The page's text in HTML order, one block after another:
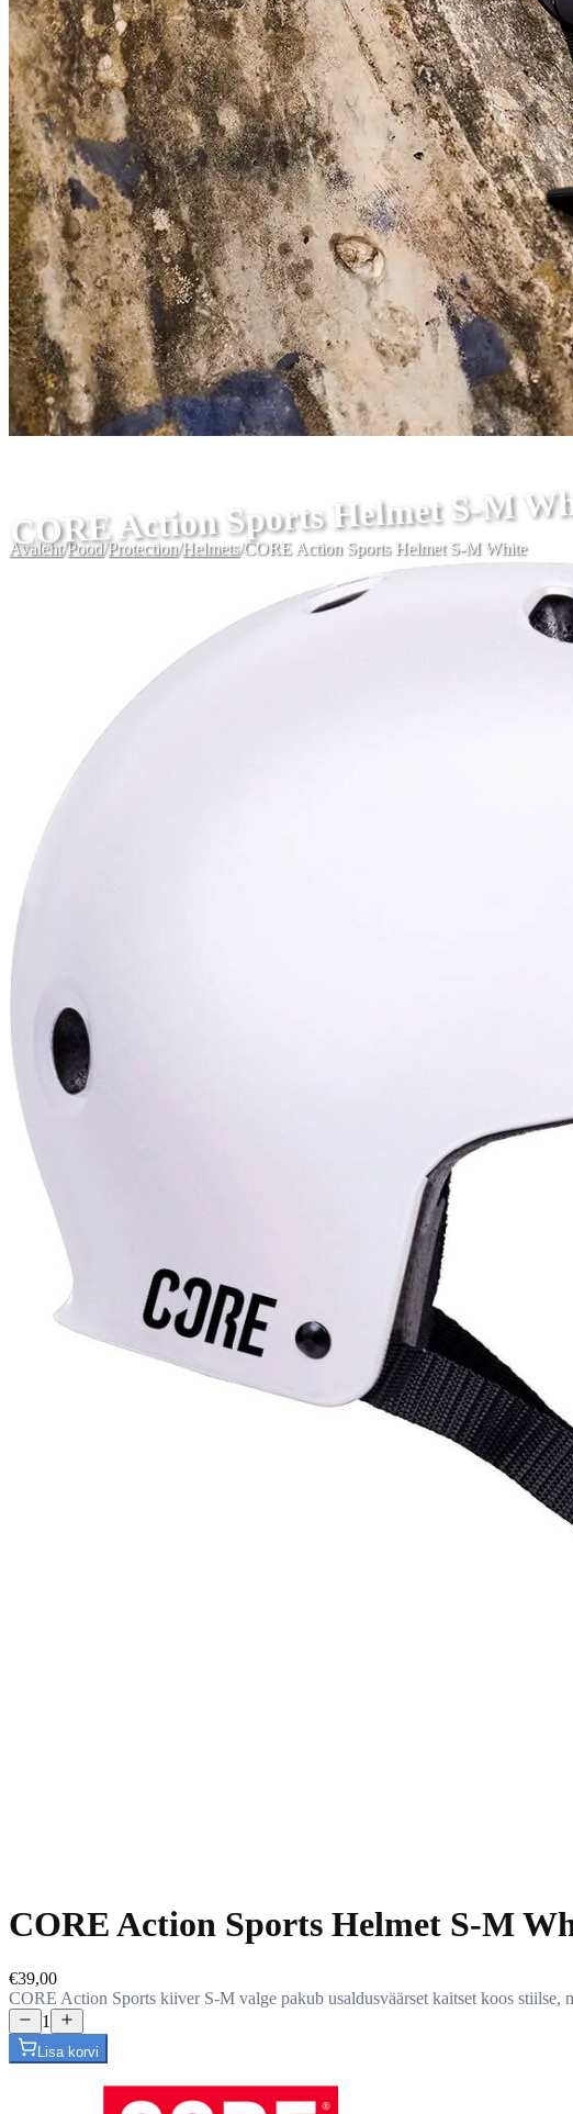
CORE Action Sports Helmet S-M
Avaleht/Pood/Protection/Helmets/CORE Action Sports Helmet S-M White
CORE Action Sports Helmet S-M
€39,00
CORE Action Sports kiiver S-M valge pakub usaldusväärset kaitset koos stiilse,
1
Lisa korvi